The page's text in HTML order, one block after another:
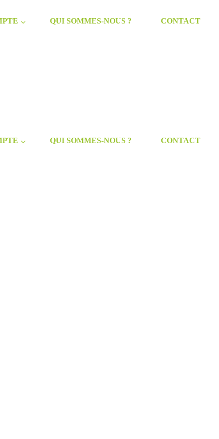
QUI SOMMES-NOUS ? CONTACT
QUI SOMMES-NOUS ? CONTACT